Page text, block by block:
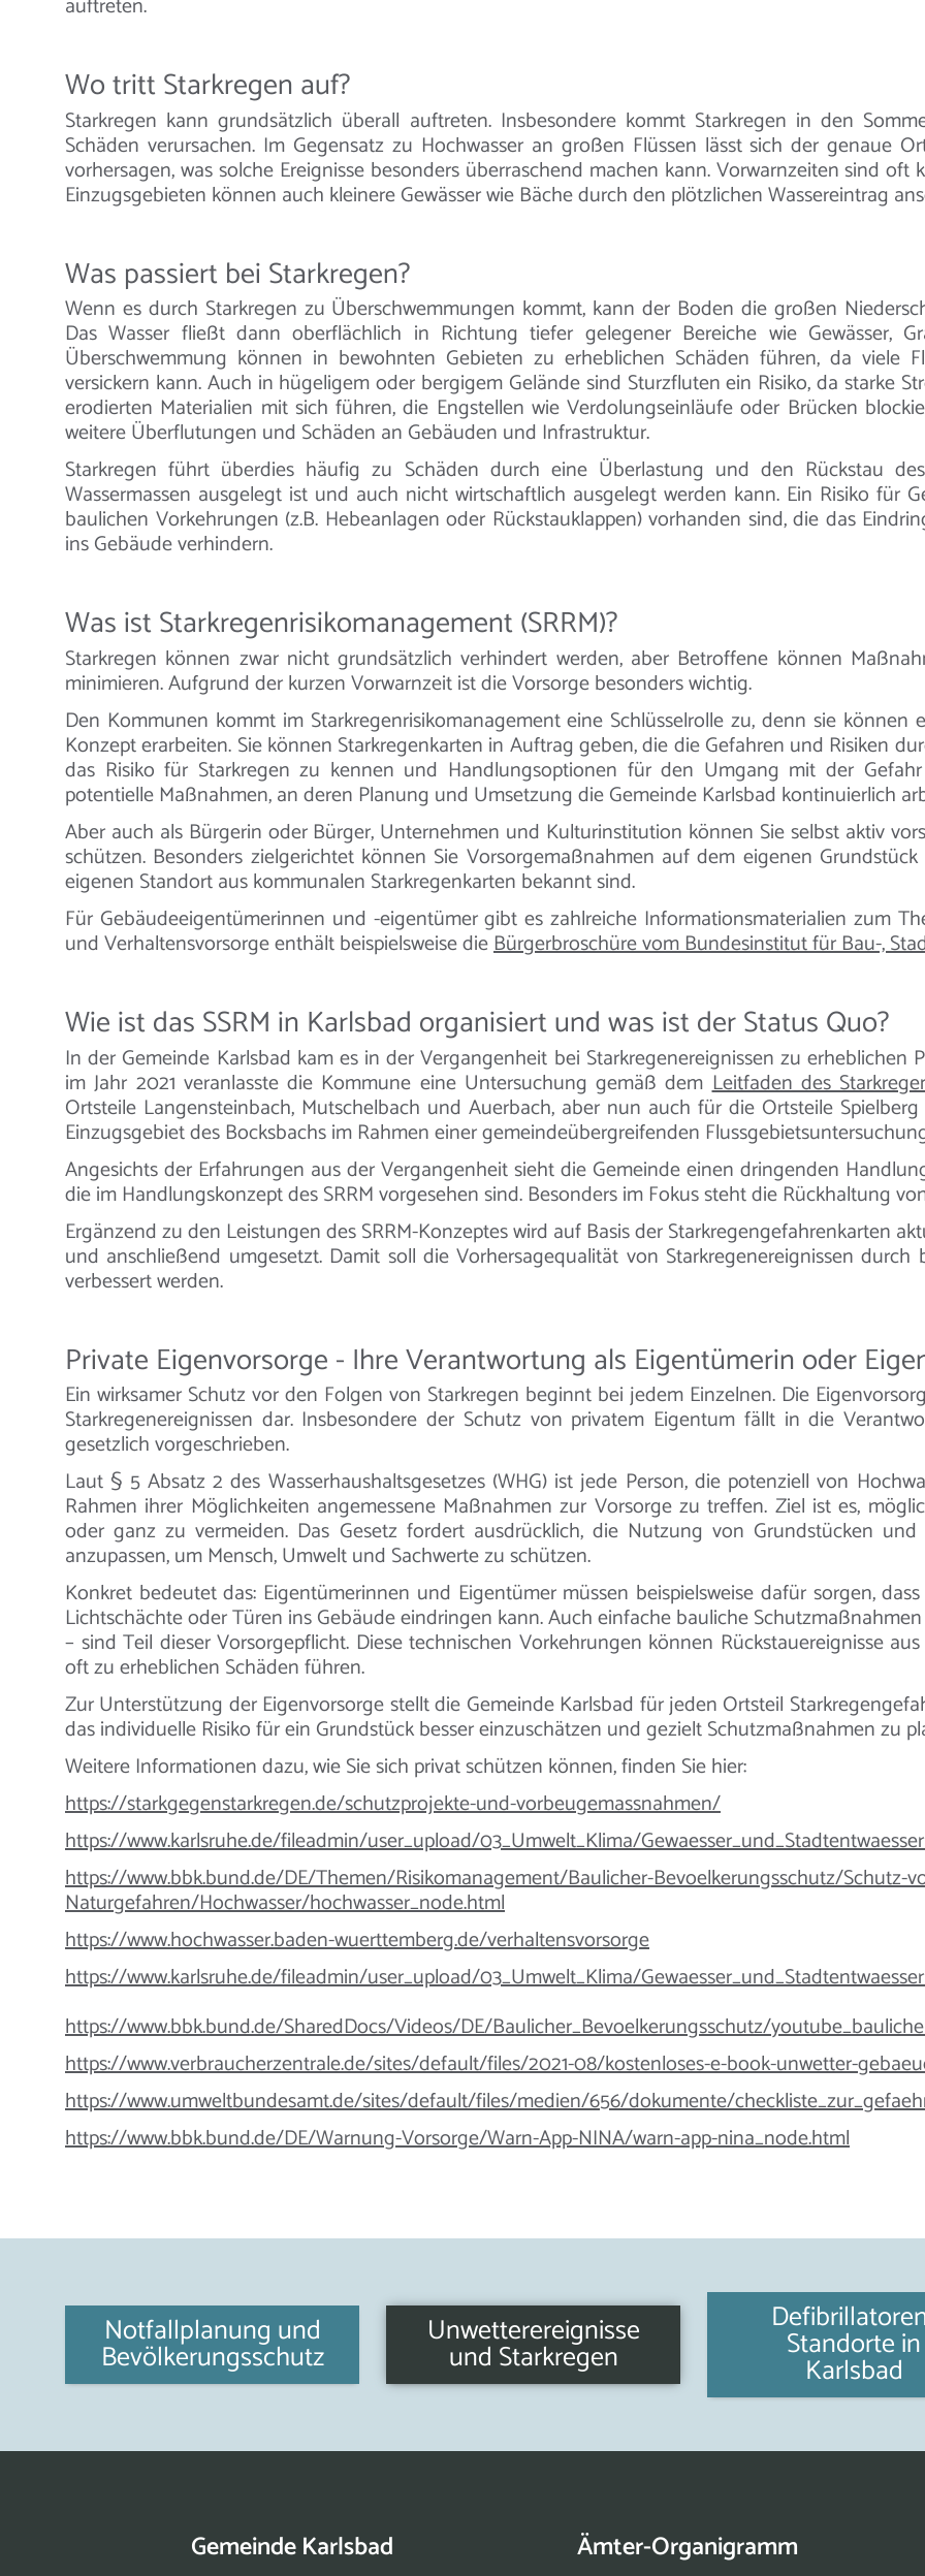
auftreten.
Wo tritt Starkregen auf?
Starkregen kann grundsätzlich überall auftreten. Insbesondere kommt Starkregen in den
Schäden verursachen. Im Gegensatz zu Hochwasser an großen Flüssen lässt sich der genaue
vorhersagen, was solche Ereignisse besonders überraschend machen kann. Vorwarnzeiten sind
Einzugsgebieten können auch kleinere Gewässer wie Bäche durch den plötzlichen Wassereintrag
Was passiert bei Starkregen?
Wenn es durch Starkregen zu Überschwemmungen kommt, kann der Boden die großen
Das Wasser fließt dann oberflächlich in Richtung tiefer gelegener Bereiche wie Gewässer,
Überschwemmung können in bewohnten Gebieten zu erheblichen Schäden führen, da viele
versickern kann. Auch in hügeligem oder bergigem Gelände sind Sturzfluten ein Risiko, da starke
erodierten Materialien mit sich führen, die Engstellen wie Verdolungseinläufe oder Brücken
weitere Überflutungen und Schäden an Gebäuden und Infrastruktur.
Starkregen führt überdies häufig zu Schäden durch eine Überlastung und den Rückstau
Wassermassen ausgelegt ist und auch nicht wirtschaftlich ausgelegt werden kann. Ein Risiko für
baulichen Vorkehrungen (z.B. Hebeanlagen oder Rückstauklappen) vorhanden sind, die das
ins Gebäude verhindern.
Was ist Starkregenrisikomanagement (SRRM)?
Starkregen können zwar nicht grundsätzlich verhindert werden, aber Betroffene können
minimieren. Aufgrund der kurzen Vorwarnzeit ist die Vorsorge besonders wichtig.
Den Kommunen kommt im Starkregenrisikomanagement eine Schlüsselrolle zu, denn sie
Konzept erarbeiten. Sie können Starkregenkarten in Auftrag geben, die die Gefahren und Risiken
das Risiko für Starkregen zu kennen und Handlungsoptionen für den Umgang mit der
potentielle Maßnahmen, an deren Planung und Umsetzung die Gemeinde Karlsbad kontinuierlich
Aber auch als Bürgerin oder Bürger, Unternehmen und Kulturinstitution können Sie selbst aktiv
schützen. Besonders zielgerichtet können Sie Vorsorgemaßnahmen auf dem eigenen
eigenen Standort aus kommunalen Starkregenkarten bekannt sind.
Für Gebäudeeigentümerinnen und -eigentümer gibt es zahlreiche Informationsmaterialien zum
und Verhaltensvorsorge enthält beispielsweise dieBürgerbroschüre vom Bundesinstitut für Bau-,
Wie ist das SSRM in Karlsbad organisiert und was ist der Status Quo?
In der Gemeinde Karlsbad kam es in der Vergangenheit bei Starkregenereignissen zu erheblichen
im Jahr 2021 veranlasste die Kommune eine Untersuchung gemäß demLeitfaden des
Ortsteile Langensteinbach, Mutschelbach und Auerbach, aber nun auch für die Ortsteile
Einzugsgebiet des Bocksbachs im Rahmen einer gemeindeübergreifenden
Angesichts der Erfahrungen aus der Vergangenheit sieht die Gemeinde einen dringenden
die im Handlungskonzept des SRRM vorgesehen sind. Besonders im Fokus steht die Rückhaltung
Ergänzend zu den Leistungen des SRRM-Konzeptes wird auf Basis der Starkregengefahrenkarten
und anschließend umgesetzt. Damit soll die Vorhersagequalität von Starkregenereignissen
verbessert werden.
Private Eigenvorsorge - Ihre Verantwortung als Eigentümerin oder
Ein wirksamer Schutz vor den Folgen von Starkregen beginnt bei jedem Einzelnen. Die
Starkregenereignissen dar. Insbesondere der Schutz von privatem Eigentum fällt in die
gesetzlich vorgeschrieben.
Laut § 5 Absatz 2 des Wasserhaushaltsgesetzes (WHG) ist jede Person, die potenziell von
Rahmen ihrer Möglichkeiten angemessene Maßnahmen zur Vorsorge zu treffen. Ziel ist es,
oder ganz zu vermeiden. Das Gesetz fordert ausdrücklich, die Nutzung von Grundstücken
anzupassen, um Mensch, Umwelt und Sachwerte zu schützen.
Konkret bedeutet das: Eigentümerinnen und Eigentümer müssen beispielsweise dafür sorgen,
Lichtschächte oder Türen ins Gebäude eindringen kann. Auch einfache bauliche
– sind Teil dieser Vorsorgepflicht. Diese technischen Vorkehrungen können Rückstauereignisse
oft zu erheblichen Schäden führen.
Zur Unterstützung der Eigenvorsorge stellt die Gemeinde Karlsbad für jeden Ortsteil
das individuelle Risiko für ein Grundstück besser einzuschätzen und gezielt Schutzmaßnahmen zu
Weitere Informationen dazu, wie Sie sich privat schützen können, finden Sie hier:
https://starkgegenstarkregen.de/schutzprojekte-und-vorbeugemassnahmen/
https://www.karlsruhe.de/fileadmin/user_upload/03_Umwelt_Klima/
https://www.bbk.bund.de/DE/Themen/Risikomanagement/Baulicher-Bevoelkerungsschutz/Schutz-
Naturgefahren/Hochwasser/hochwasser_node.html
https://www.hochwasser.baden-wuerttemberg.de/verhaltensvorsorge
https://www.karlsruhe.de/fileadmin/user_upload/03_Umwelt_Klima/
https://www.bbk.bund.de/SharedDocs/Videos/DE/Baulicher_Bevoelkerungsschutz/
https://www.verbraucherzentrale.de/sites/default/files/2021-08/kostenloses-e-book-unwetter-
https://www.umweltbundesamt.de/sites/default/files/medien/656/dokumente/
https://www.bbk.bund.de/DE/Warnung-Vorsorge/Warn-App-NINA/warn-app-nina_node.html
Notfallplanung und
Bevölkerungsschutz
Unwetterereignisse
und Starkregen Standorte in
Karlsbad
Gemeinde Karlsbad Ämter-Organigramm